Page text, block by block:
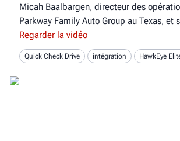
Micah Baalbargen, directeur des
Parkway Family Auto Group au Texas, et
Regarder la vidéo
Quick Check Drive intégration HawkEye